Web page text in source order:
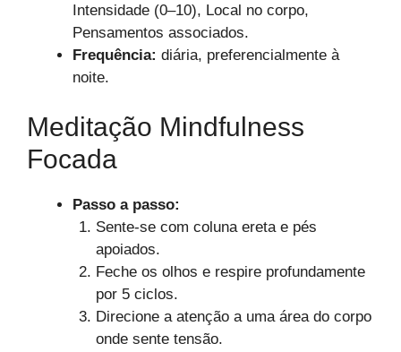
Intensidade (0–10), Local no corpo,
Pensamentos associados.
Frequência: diária, preferencialmente à
noite.
Meditação Mindfulness
Focada
Passo a passo:
Sente-se com coluna ereta e pés
apoiados.
Feche os olhos e respire profundamente
por 5 ciclos.
Direcione a atenção a uma área do corpo
onde sente tensão.